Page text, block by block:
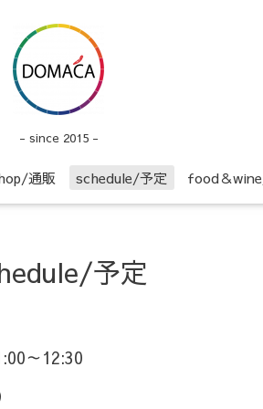
- since 2015 -
通販 schedule/予定 food＆
予定
～12:30